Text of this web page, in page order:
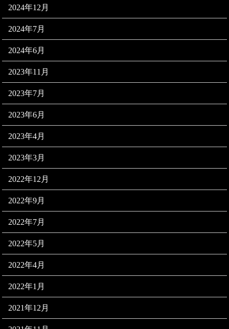
2024年12月
2024年7月
2024年6月
2023年11月
2023年7月
2023年6月
2023年4月
2023年3月
2022年12月
2022年9月
2022年7月
2022年5月
2022年4月
2022年1月
2021年12月